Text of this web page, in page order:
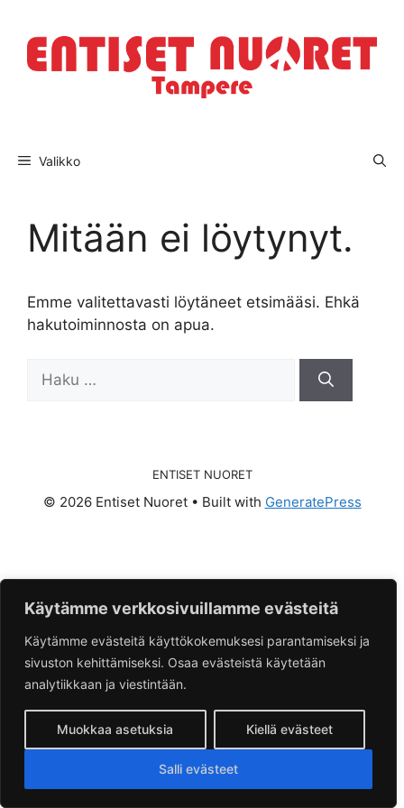
Käytämme verkkosivuillamme evästeitä
Käytämme evästeitä käyttökokemuksesi parantamiseksi ja
sivuston kehittämiseksi. Osaa evästeistä käytetään
analytiikkaan ja viestintään.
Muokkaa asetuksia Kiellä evästeet
Salli evästeet
sisältöön
Valikko
Mitään ei löytynyt.
Emme valitettavasti löytäneet etsimääsi. Ehkä
hakutoiminnosta on apua.
Haku:
ENTISET NUORET
© 2026 Entiset Nuoret• Built with GeneratePress